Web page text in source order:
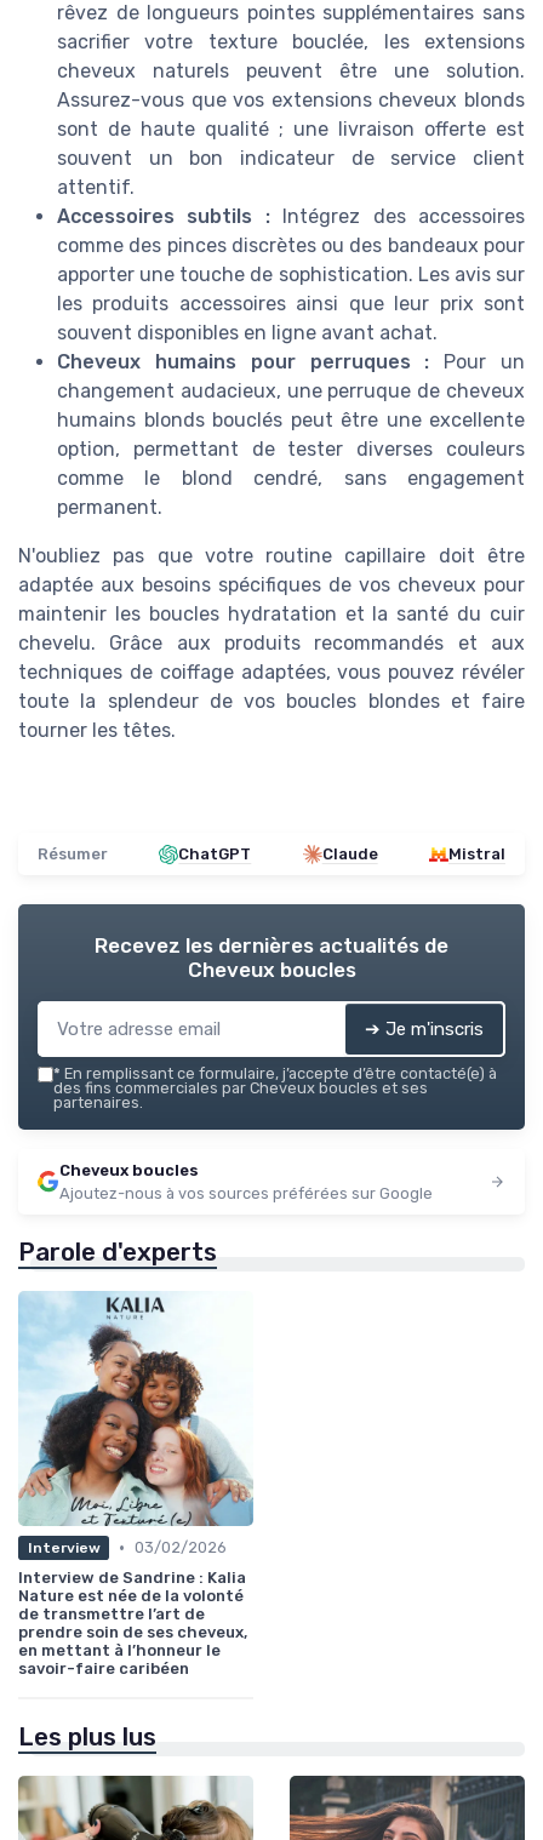
rêvez de longueurs pointes supplémentaires sans
sacrifier votre texture bouclée, les extensions
cheveux naturels peuvent être une solution.
Assurez-vous que vos extensions cheveux blonds
sont de haute qualité ; une livraison offerte est
souvent un bon indicateur de service client
attentif.
Accessoires subtils :Intégrez des accessoires
comme des pinces discrètes ou des bandeaux pour
apporter une touche de sophistication. Les avis sur
les produits accessoires ainsi que leur prix sont
souvent disponibles en ligne avant achat.
Cheveux humains pour perruques : Pour un
changement audacieux, une perruque de cheveux
humains blonds bouclés peut être une excellente
option, permettant de tester diverses couleurs
comme le blond cendré, sans engagement
permanent.
N'oubliez pas que votre routine capillaire doit être
adaptée aux besoins spécifiques de vos cheveux pour
maintenir les boucles hydratation et la santé du cuir
chevelu. Grâce aux produits recommandés et aux
techniques de coiffage adaptées, vous pouvez révéler
toute la splendeur de vos boucles blondes et faire
tourner les têtes.
Résumer ChatGPT Claude Mistral
Recevez les dernières actualités de
Cheveux boucles
➔ Je m'inscris
* En remplissant ce formulaire, j’accepte d’être contacté(e) à
des fins commerciales par Cheveux boucles et ses
partenaires.
Cheveux boucles
Ajoutez-nous à vos sources préférées sur Google
Parole d'experts
Interview • 03/02/2026
Interview de Sandrine : Kalia
Nature est née de la volonté
de transmettre l’art de
prendre soin de ses cheveux,
en mettant à l’honneur le
savoir-faire caribéen
Les plus lus